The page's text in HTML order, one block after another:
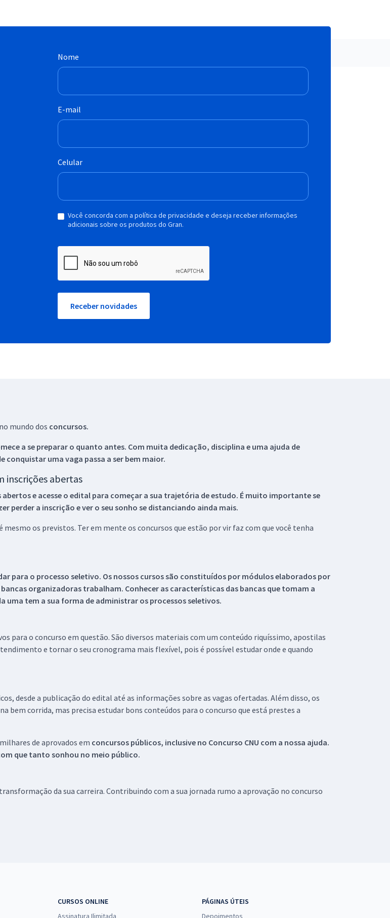
Nome
E-mail
Celular
Você concorda com a política de privacidade e deseja receber informações
adicionais sobre os produtos do Gran.
Receber novidades
mundo dos concursos.
a se preparar o quanto antes. Com muita dedicação, disciplina e uma ajuda de
conquistar uma vaga passa a ser bem maior.
inscrições abertas
abertos e acesse o edital para começar a sua trajetória de estudo. É muito importante se
perder a inscrição e ver o seu sonho se distanciando ainda mais.
os previstos. Ter em mente os concursos que estão por vir faz com que você tenha
para o processo seletivo. Os nossos cursos são constituídos por módulos elaborados por
organizadoras trabalham. Conhecer as características das bancas que tomam a
tem a sua forma de administrar os processos seletivos.
para o concurso em questão. São diversos materiais com um conteúdo riquíssimo, apostilas
e tornar o seu cronograma mais flexível, pois é possível estudar onde e quando
desde a publicação do edital até as informações sobre as vagas ofertadas. Além disso, os
bem corrida, mas precisa estudar bons conteúdos para o concurso que está prestes a
de aprovados em concursos públicos, inclusive no Concurso CNU com a nossa ajuda.
que tanto sonhou no meio público.
da sua carreira. Contribuindo com a sua jornada rumo a aprovação no concurso
CURSOS ONLINE
Assinatura Ilimitada
PÁGINAS ÚTEIS
Depoimentos